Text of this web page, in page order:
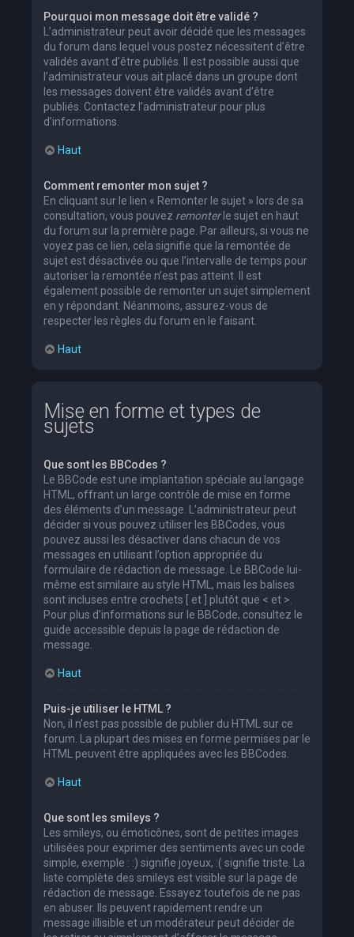
Pourquoi mon message doit être validé ?
L’administrateur peut avoir décidé que les messages
du forum dans lequel vous postez nécessitent d’être
validés avant d’être publiés. Il est possible aussi que
l’administrateur vous ait placé dans un groupe dont
les messages doivent être validés avant d’être
publiés. Contactez l’administrateur pour plus
d’informations.
Haut
Comment remonter mon sujet ?
En cliquant sur le lien « Remonter le sujet » lors de sa
consultation, vous pouvez remonterle sujet en haut
du forum sur la première page. Par ailleurs, si vous ne
voyez pas ce lien, cela signifie que la remontée de
sujet est désactivée ou que l’intervalle de temps pour
autoriser la remontée n’est pas atteint. Il est
également possible de remonter un sujet simplement
en y répondant. Néanmoins, assurez-vous de
respecter les règles du forum en le faisant.
Haut
Mise en forme et types de
sujets
Que sont les BBCodes ?
Le BBCode est une implantation spéciale au langage
HTML, offrant un large contrôle de mise en forme
des éléments d’un message. L’administrateur peut
décider si vous pouvez utiliser les BBCodes, vous
pouvez aussi les désactiver dans chacun de vos
messages en utilisant l’option appropriée du
formulaire de rédaction de message. Le BBCode lui-
même est similaire au style HTML, mais les balises
sont incluses entre crochets [ et ] plutôt que < et >.
Pour plus d’informations sur le BBCode, consultez le
guide accessible depuis la page de rédaction de
message.
Haut
Puis-je utiliser le HTML ?
Non, il n’est pas possible de publier du HTML sur ce
forum. La plupart des mises en forme permises par le
HTML peuvent être appliquées avec les BBCodes.
Haut
Que sont les smileys ?
Les smileys, ou émoticônes, sont de petites images
utilisées pour exprimer des sentiments avec un code
simple, exemple : :) signifie joyeux, :( signifie triste. La
liste complète des smileys est visible sur la page de
rédaction de message. Essayez toutefois de ne pas
en abuser. Ils peuvent rapidement rendre un
message illisible et un modérateur peut décider de